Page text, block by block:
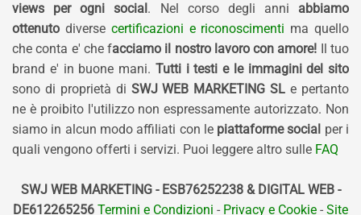
views per ogni social. Nel corso degli anni abbiamo
ottenuto diverse certificazioni e riconoscimenti ma quello
che conta e' che facciamo il nostro lavoro con amore! Il tuo
brand e' in buone mani. Tutti i testi e le immagini del sito
sono di proprietà di SWJ WEB MARKETING SL e pertanto
ne è proibito l'utilizzo non espressamente autorizzato. Non
siamo in alcun modo affiliati con le piattaforme social per i
quali vengono offerti i servizi. Puoi leggere altro sulle FAQ
SWJ WEB MARKETING - ESB76252238 & DIGITAL WEB -
DE612265256 Termini e Condizioni - Privacy e Cookie - Site